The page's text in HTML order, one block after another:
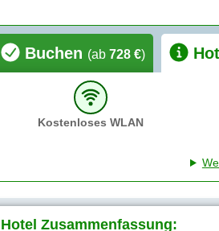
Buchen (ab 728 €)
Kostenloses WLAN
Hotel Zusammenfassung: